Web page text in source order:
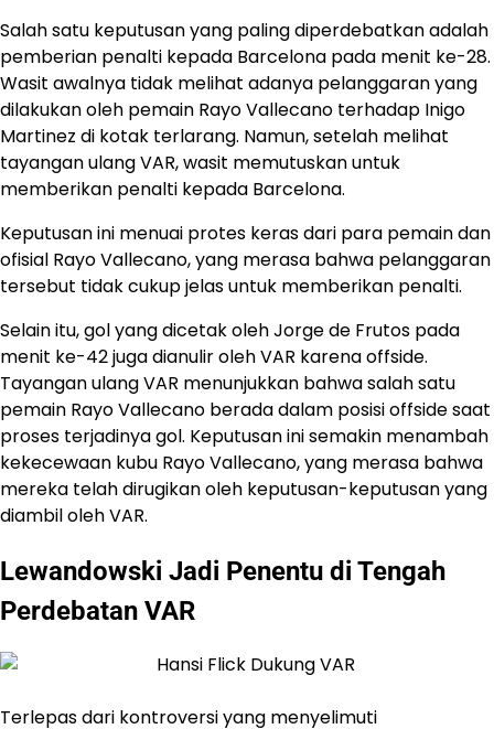
Salah satu keputusan yang paling diperdebatkan adalah
pemberian penalti kepada Barcelona pada menit ke-28.
Wasit awalnya tidak melihat adanya pelanggaran yang
dilakukan oleh pemain Rayo Vallecano terhadap Inigo
Martinez di kotak terlarang. Namun, setelah melihat
tayangan ulang VAR, wasit memutuskan untuk
memberikan penalti kepada Barcelona.
Keputusan ini menuai protes keras dari para pemain dan
ofisial Rayo Vallecano, yang merasa bahwa pelanggaran
tersebut tidak cukup jelas untuk memberikan penalti.
Selain itu, gol yang dicetak oleh Jorge de Frutos pada
menit ke-42 juga dianulir oleh VAR karena offside.
Tayangan ulang VAR menunjukkan bahwa salah satu
pemain Rayo Vallecano berada dalam posisi offside saat
proses terjadinya gol. Keputusan ini semakin menambah
kekecewaan kubu Rayo Vallecano, yang merasa bahwa
mereka telah dirugikan oleh keputusan-keputusan yang
diambil oleh VAR.
Lewandowski Jadi Penentu di Tengah
Perdebatan VAR
Terlepas dari kontroversi yang menyelimuti